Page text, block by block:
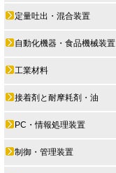
定量吐出・混合装置
自動化機器・食品機械装置
工業材料
接着剤と耐摩耗剤・油
PC・情報処理装置
制御・管理装置